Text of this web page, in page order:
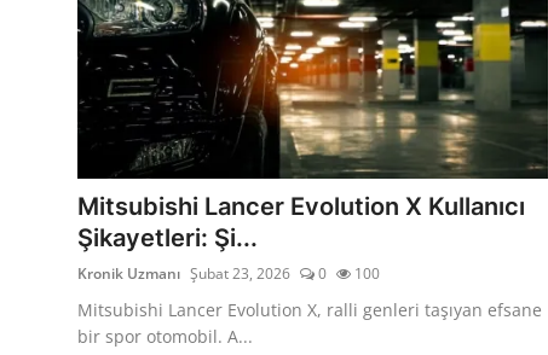
LPG & Yakıt
Elektrik & Akü
Klima & Konfor
Aydınlatma & Görüş
Şanzıman & Aktarma
Dizel Sistemler
Multimedya & Elektronik
Mitsubishi Lancer Evolution X Kullanıcı
Şikayetleri: Şi...
Kronik Uzmanı Şubat 23, 2026 0 100
Mitsubishi Lancer Evolution X, ralli genleri taşıyan efsane
bir spor otomobil. A...